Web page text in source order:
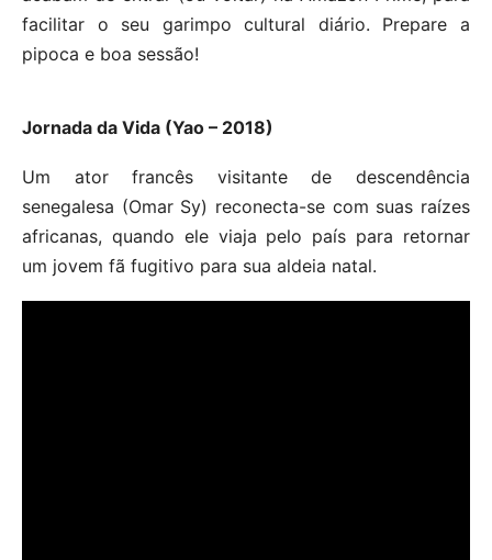
facilitar o seu garimpo cultural diário. Prepare a
pipoca e boa sessão!
Jornada da Vida (Yao – 2018)
Um ator francês visitante de descendência
senegalesa (Omar Sy) reconecta-se com suas raízes
africanas, quando ele viaja pelo país para retornar
um jovem fã fugitivo para sua aldeia natal.